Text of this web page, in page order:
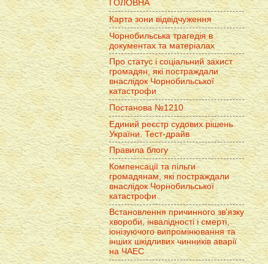
ГОЛОВНА
Карта зони відвідчуження
Чорнобильська трагедія в
документах та матеріалах
Про статус і соціальний захист
громадян, які постраждали
внаслідок Чорнобильської
катастрофи
Постанова №1210
Единий реєстр судових рішень
України. Тест-драйв
Правила блогу
Компенсації та пільги
громадянам, які постраждали
внаслідок Чорнобильської
катастрофи
Встановлення причинного зв'язку
хвороби, інвалідності і смерті,
іонізуючого випромінювання та
інших шкідливих чинників аварії
на ЧАЕС